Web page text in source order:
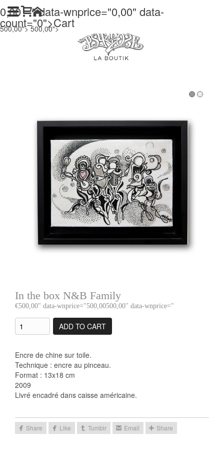
0,00 " data-wnprice="0,00" data-
count="0">Cart
500,00">500,00">
In the box N&B Family
500,00" data-wnprice="500,00500,00" data-wnprice="
ADD TO CART
Encre de chine sur toile.
Technique : encre au pinceau.
Format : 13x18 cm
2009
Livré encadré dans caisse américaine.